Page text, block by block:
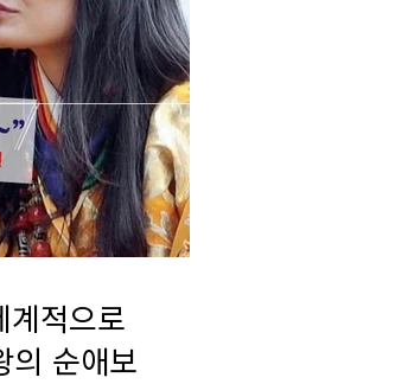
계적으로
의 순애보